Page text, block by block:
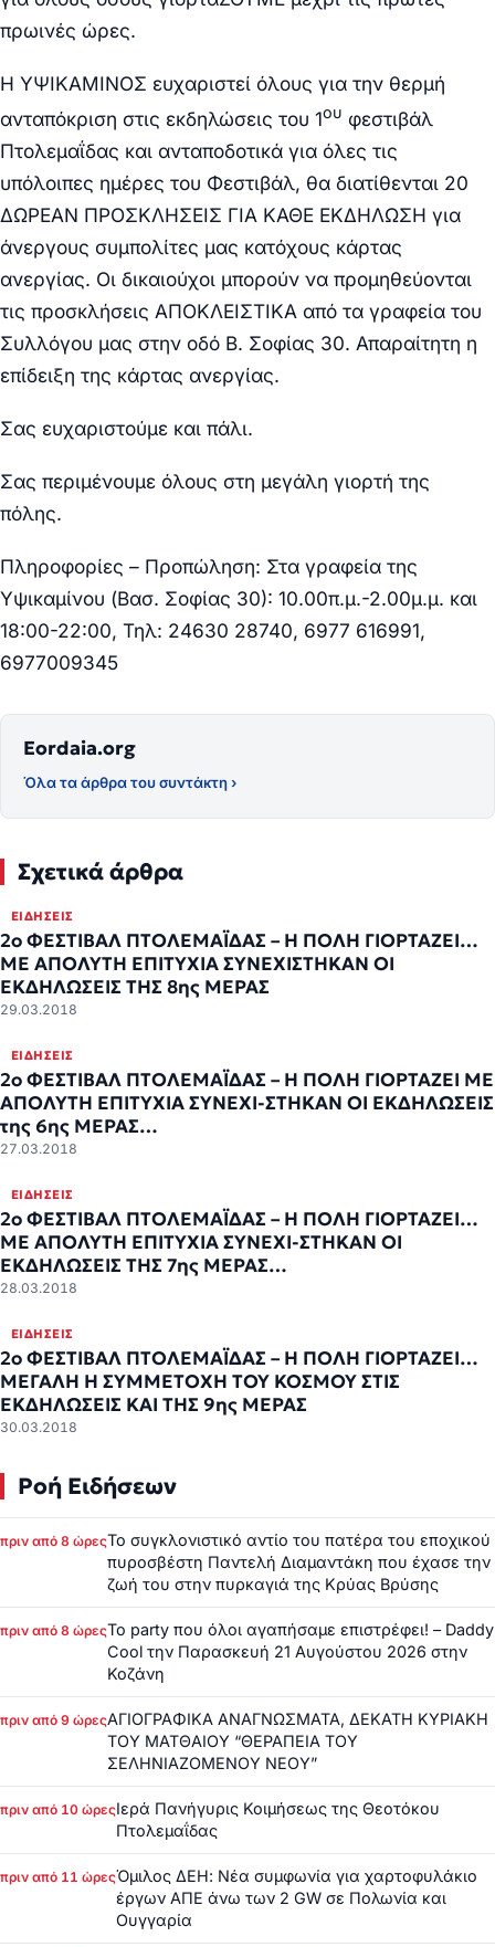
πρωινές ώρες.
Η ΥΨΙΚΑΜΙΝΟΣ ευχαριστεί όλους για την θερμή
ανταπόκριση στις εκδηλώσεις του 1ου φεστιβάλ
Πτολεμαΐδας και ανταποδοτικά για όλες τις
υπόλοιπες ημέρες του Φεστιβάλ, θα διατίθενται 20
ΔΩΡΕΑΝ ΠΡΟΣΚΛΗΣΕΙΣ ΓΙΑ ΚΑΘΕ ΕΚΔΗΛΩΣΗ για
άνεργους συμπολίτες μας κατόχους κάρτας
ανεργίας. Οι δικαιούχοι μπορούν να προμηθεύονται
τις προσκλήσεις ΑΠΟΚΛΕΙΣΤΙΚΑ από τα γραφεία του
Συλλόγου μας στην οδό Β. Σοφίας 30. Απαραίτητη η
επίδειξη της κάρτας ανεργίας.
Σας ευχαριστούμε και πάλι.
Σας περιμένουμε όλους στη μεγάλη γιορτή της
πόλης.
Πληροφορίες – Προπώληση: Στα γραφεία της
Υψικαμίνου (Βασ. Σοφίας 30): 10.00π.μ.-2.00μ.μ. και
18:00-22:00, Τηλ: 24630 28740, 6977 616991,
6977009345
Eordaia.org
Όλα τα άρθρα του συντάκτη ›
Σχετικά άρθρα
ΕΙΔΉΣΕΙΣ
2ο ΦΕΣΤΙΒΑΛ ΠΤΟΛΕΜΑΪΔΑΣ – Η ΠΟΛΗ ΓΙΟΡΤΑΖΕΙ…
ΜΕ ΑΠΟΛΥΤΗ ΕΠΙΤΥΧΙΑ ΣΥΝΕΧΙΣΤΗΚΑΝ ΟΙ
ΕΚΔΗΛΩΣΕΙΣ ΤΗΣ 8ης ΜΕΡΑΣ
29.03.2018
ΕΙΔΉΣΕΙΣ
2ο ΦΕΣΤΙΒΑΛ ΠΤΟΛΕΜΑΪΔΑΣ – Η ΠΟΛΗ ΓΙΟΡΤΑΖΕΙ ΜΕ
ΑΠΟΛΥΤΗ ΕΠΙΤΥΧΙΑ ΣΥΝΕΧΙ-ΣΤΗΚΑΝ ΟΙ ΕΚΔΗΛΩΣΕΙΣ
της 6ης ΜΕΡΑΣ…
27.03.2018
ΕΙΔΉΣΕΙΣ
2ο ΦΕΣΤΙΒΑΛ ΠΤΟΛΕΜΑΪΔΑΣ – Η ΠΟΛΗ ΓΙΟΡΤΑΖΕΙ…
ΜΕ ΑΠΟΛΥΤΗ ΕΠΙΤΥΧΙΑ ΣΥΝΕΧΙ-ΣΤΗΚΑΝ ΟΙ
ΕΚΔΗΛΩΣΕΙΣ ΤΗΣ 7ης ΜΕΡΑΣ…
28.03.2018
ΕΙΔΉΣΕΙΣ
2ο ΦΕΣΤΙΒΑΛ ΠΤΟΛΕΜΑΪΔΑΣ – Η ΠΟΛΗ ΓΙΟΡΤΑΖΕΙ…
ΜΕΓΑΛΗ Η ΣΥΜΜΕΤΟΧΗ ΤΟΥ ΚΟΣΜΟΥ ΣΤΙΣ
ΕΚΔΗΛΩΣΕΙΣ ΚΑΙ ΤΗΣ 9ης ΜΕΡΑΣ
30.03.2018
Ροή Ειδήσεων
πριν από 8 ώρεςΤο συγκλονιστικό αντίο του πατέρα του εποχικού
πυροσβέστη Παντελή Διαμαντάκη που έχασε την
ζωή του στην πυρκαγιά της Κρύας Βρύσης
πριν από 8 ώρεςΤο party που όλοι αγαπήσαμε επιστρέφει! – Daddy
Cool την Παρασκευή 21 Αυγούστου 2026 στην
Κοζάνη
πριν από 9 ώρεςΑΓΙΟΓΡΑΦΙΚΑ ΑΝΑΓΝΩΣΜΑΤΑ, ΔΕΚΑΤΗ ΚΥΡΙΑΚΗ
ΤΟΥ ΜΑΤΘΑΙΟΥ “ΘΕΡΑΠΕΙΑ ΤΟΥ
ΣΕΛΗΝΙΑΖΟΜΕΝΟΥ ΝΕΟΥ”
πριν από 10 ώρεςΙερά Πανήγυρις Κοιμήσεως της Θεοτόκου
Πτολεμαΐδας
πριν από 11 ώρεςΌμιλος ΔΕΗ: Νέα συμφωνία για χαρτοφυλάκιο
έργων ΑΠΕ άνω των 2 GW σε Πολωνία και
Ουγγαρία